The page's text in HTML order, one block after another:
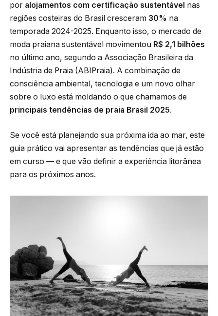
por alojamentos com certificação sustentável nas
regiões costeiras do Brasil cresceram 30% na
temporada 2024-2025. Enquanto isso, o mercado de
moda praiana sustentável movimentou R$ 2,1 bilhões
no último ano, segundo a Associação Brasileira da
Indústria de Praia (ABIPraia). A combinação de
consciência ambiental, tecnologia e um novo olhar
sobre o luxo está moldando o que chamamos de
principais tendências de praia Brasil 2025.
Se você está planejando sua próxima ida ao mar, este
guia prático vai apresentar as tendências que já estão
em curso — e que vão definir a experiência litorânea
para os próximos anos.